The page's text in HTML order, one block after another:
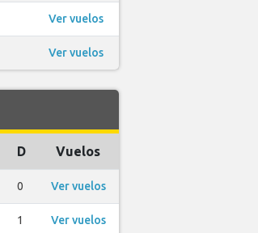
Ver vuelos
Ver vuelos
D Vuelos
0 Ver vuelos
1 Ver vuelos